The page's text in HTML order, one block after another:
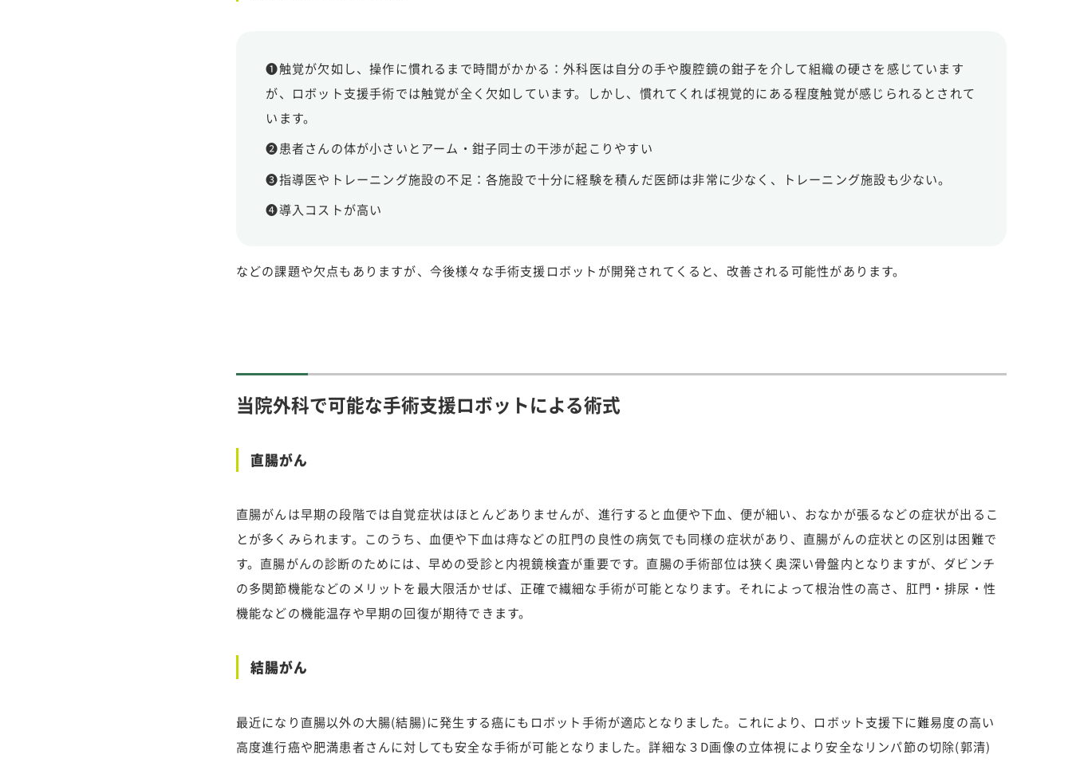
❶触覚が欠如し、操作に慣れるまで時間がかかる：外科医は自分の手や腹腔鏡の鉗子を介して組織の硬さを感じています
が、ロボット支援手術では触覚が全く欠如しています。しかし、慣れてくれば視覚的にある程度触覚が感じられるとされて
います。
❷患者さんの体が小さいとアーム・鉗子同士の干渉が起こりやすい
❸指導医やトレーニング施設の不足：各施設で十分に経験を積んだ医師は非常に少なく、トレーニング施設も少ない。
❹導入コストが高い
などの課題や欠点もありますが、今後様々な手術支援ロボットが開発されてくると、改善される可能性があります。
当院外科で可能な手術支援ロボットによる術式
直腸がん
直腸がんは早期の段階では自覚症状はほとんどありませんが、進行すると血便や下血、便が細い、おなかが張るなどの症状が出るこ
とが多くみられます。このうち、血便や下血は痔などの肛門の良性の病気でも同様の症状があり、直腸がんの症状との区別は困難で
す。直腸がんの診断のためには、早めの受診と内視鏡検査が重要です。直腸の手術部位は狭く奥深い骨盤内となりますが、ダビンチ
の多関節機能などのメリットを最大限活かせば、正確で繊細な手術が可能となります。それによって根治性の高さ、肛門・排尿・性
機能などの機能温存や早期の回復が期待できます。
結腸がん
最近になり直腸以外の大腸(結腸)に発生する癌にもロボット手術が適応となりました。これにより、ロボット支援下に難易度の高い
高度進行癌や肥満患者さんに対しても安全な手術が可能となりました。詳細な３D画像の立体視により安全なリンパ節の切除(郭清)